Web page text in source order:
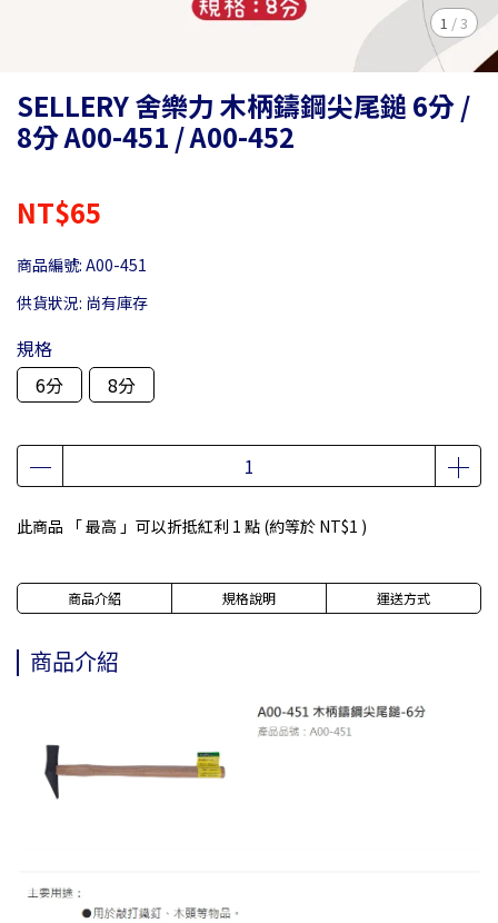
1 /3
SELLERY 舍樂力 木柄鑄鋼尖尾鎚 6分 /
8分 A00-451 / A00-452
NT$65
商品編號: A00-451
供貨狀況: 尚有庫存
規格
6分
8分
此商品 「 最高 」可以折抵紅利 1 點 (約等於 NT$1 )
商品介紹 規格說明 運送方式
商品介紹